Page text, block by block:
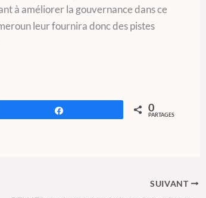
à améliorer la gouvernance dans ce
leur fournira donc des pistes
0
PARTAGES
SUIVANT